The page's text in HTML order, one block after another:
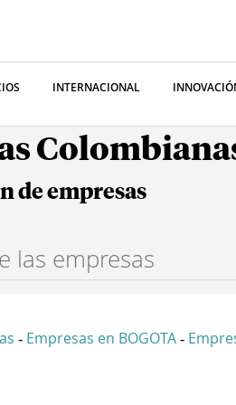
INTERNACIONAL
de empresas
- Empresas en BOGOTA -